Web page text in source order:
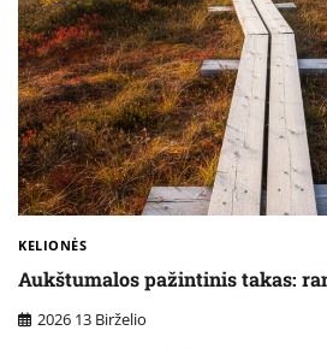
KELIONĖS
Aukštumalos pažintinis takas:
2026 13 Birželio